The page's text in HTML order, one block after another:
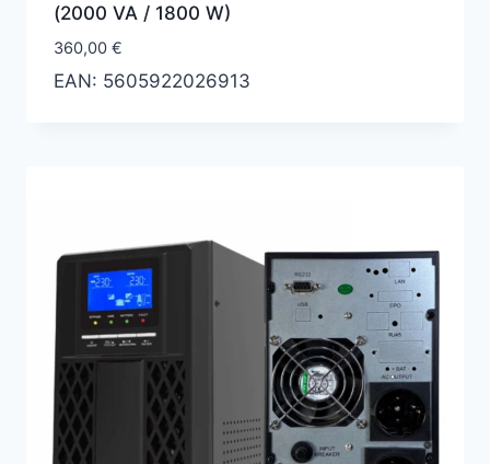
(2000 VA / 1800 W)
360,00 €
EAN: 5605922026913